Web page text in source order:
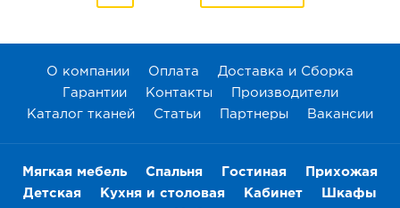
О компании Оплата
Доставка и Сборка
Гарантии
Контакты
Производители
Каталог тканей
Статьи Партнеры Вакансии
Мягкая мебель Спальня Гостиная
Прихожая
Детская
Кухня и столовая Кабинет
Шкафы